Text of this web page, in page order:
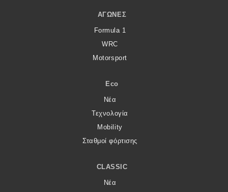
ΑΓΏΝΕΣ
Formula 1
WRC
Motorsport
Eco
Νέα
Τεχνολογία
Mobility
Σταθμοί φόρτισης
CLASSIC
Νέα